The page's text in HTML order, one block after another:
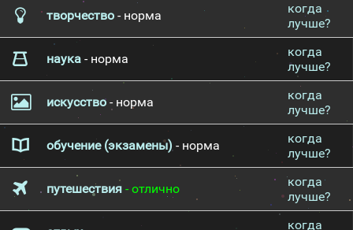
творчество - норма
когда
лучше?
наука - норма
когда
лучше?
искусство - норма
когда
лучше?
обучение (экзамены) - норма
когда
лучше?
путешествия - отлично
когда
лучше?
когда